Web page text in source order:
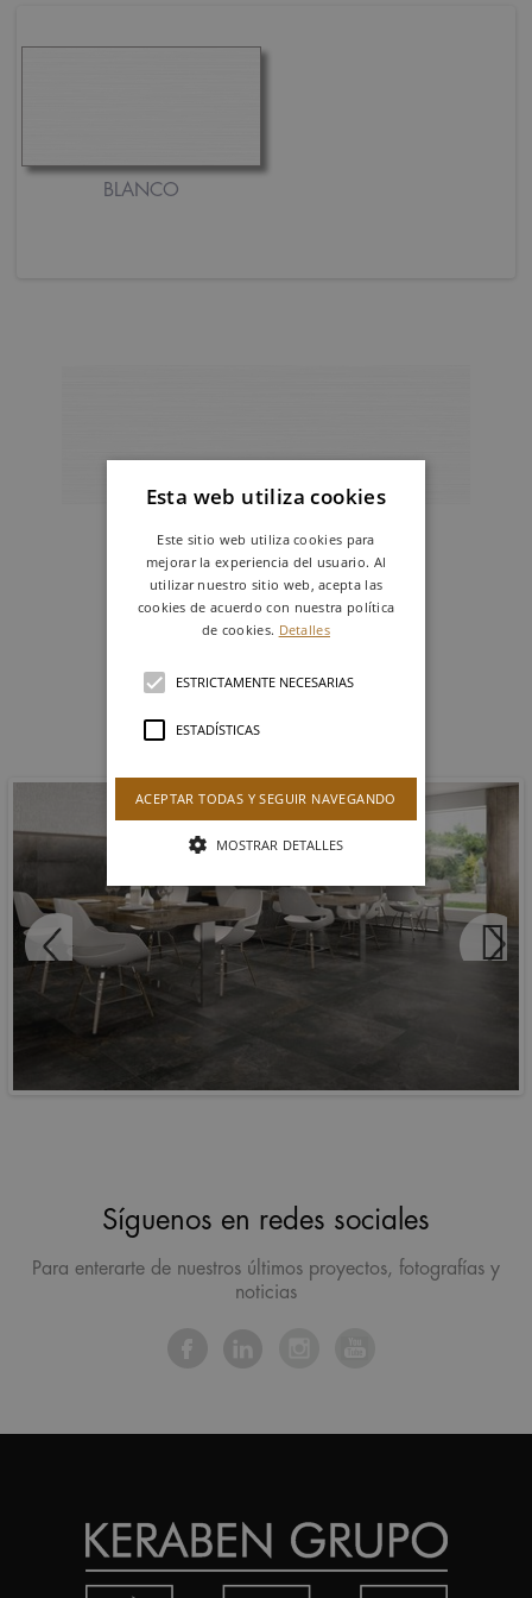
BLANCO
Ref. KOJPG040
Síguenos en redes sociales
Para enterarte de nuestros últimos proyectos, fotografías y
noticias
Esta web utiliza cookies
Este sitio web utiliza cookies para
mejorar la experiencia del usuario. Al
utilizar nuestro sitio web, acepta las
cookies de acuerdo con nuestra política
de cookies. Detalles
ESTRICTAMENTE NECESARIAS
ESTADÍSTICAS
ACEPTAR TODAS Y SEGUIR NAVEGANDO
MOSTRAR DETALLES